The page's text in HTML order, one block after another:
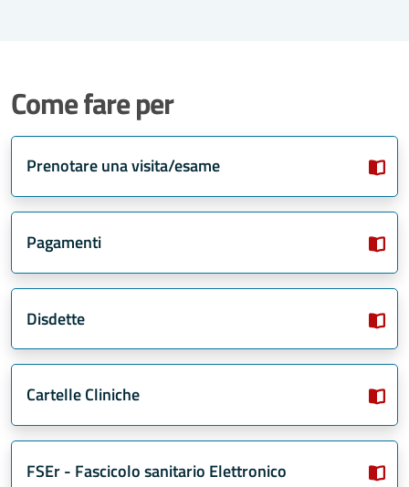
Come fare per
Prenotare una visita/esame
Pagamenti
Disdette
Cartelle Cliniche
FSEr - Fascicolo sanitario Elettronico